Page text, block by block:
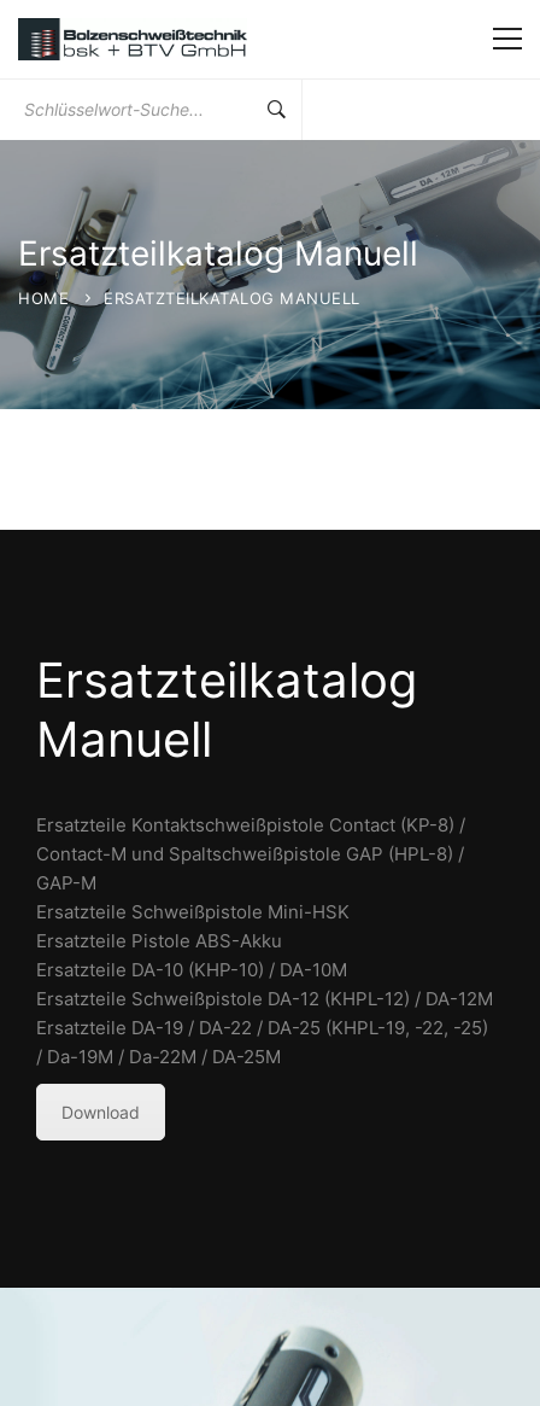
Sie
Ersatzteilkatalog Manuell
HOME ERSATZTEILKATALOG MANUELL
Ersatzteilkatalog
Manuell
Ersatzteile Kontaktschweißpistole Contact (KP-8) /
Contact-M und Spaltschweißpistole GAP (HPL-8) /
GAP-M
Ersatzteile Schweißpistole Mini-HSK
Ersatzteile Pistole ABS-Akku
Ersatzteile DA-10 (KHP-10) / DA-10M
Ersatzteile Schweißpistole DA-12 (KHPL-12) / DA-12M
Ersatzteile DA-19 / DA-22 / DA-25 (KHPL-19, -22, -25)
/ Da-19M / Da-22M / DA-25M
Download